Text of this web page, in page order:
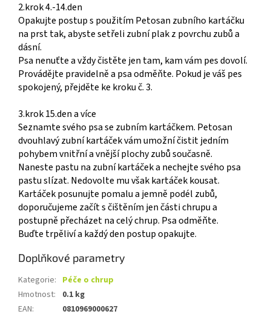
2.krok 4.-14.den
Opakujte postup s použitím Petosan zubního kartáčku
na prst tak, abyste setřeli zubní plak z povrchu zubů a
dásní.
Psa nenuťte a vždy čistěte jen tam, kam vám pes dovolí.
Provádějte pravidelně a psa odměňte. Pokud je váš pes
spokojený, přejděte ke kroku č. 3.
3.krok 15.den a více
Seznamte svého psa se zubním kartáčkem. Petosan
dvouhlavý zubní kartáček vám umožní čistit jedním
pohybem vnitřní a vnější plochy zubů současně.
Naneste pastu na zubní kartáček a nechejte svého psa
pastu slízat. Nedovolte mu však kartáček kousat.
Kartáček posunujte pomalu a jemně podél zubů,
doporučujeme začít s čištěním jen části chrupu a
postupně přecházet na celý chrup. Psa odměňte.
Buďte trpěliví a každý den postup opakujte.
Doplňkové parametry
Kategorie: Péče o chrup
Hmotnost:
0.1 kg
EAN: 0810969000627